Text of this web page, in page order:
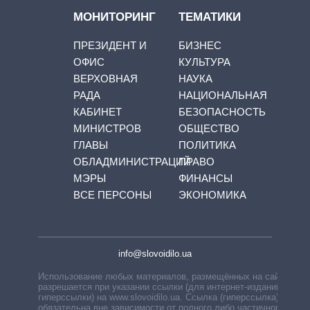
МОНИТОРИНГ
ПРЕЗИДЕНТ И
ОФИС
ВЕРХОВНАЯ
РАДА
КАБИНЕТ
МИНИСТРОВ
ГЛАВЫ
ОБЛАДМИНИСТРАЦИЙ
МЭРЫ
ВСЕ ПЕРСОНЫ
ТЕМАТИКИ
БИЗНЕС
КУЛЬТУРА
НАУКА
НАЦИОНАЛЬНАЯ
БЕЗОПАСНОСТЬ
ОБЩЕСТВО
ПОЛИТИКА
ПРАВО
ФИНАНСЫ
ЭКОНОМИКА
info@slovoidilo.ua
Использование любых материалов, размещённых на сайте,
разрешается при указании ссылки (для интернет-изданий —
гиперссылки) на www.slovoidilo.ua. Ссылка (гиперссылка)
обязательна вне зависимости от полного либо частичного